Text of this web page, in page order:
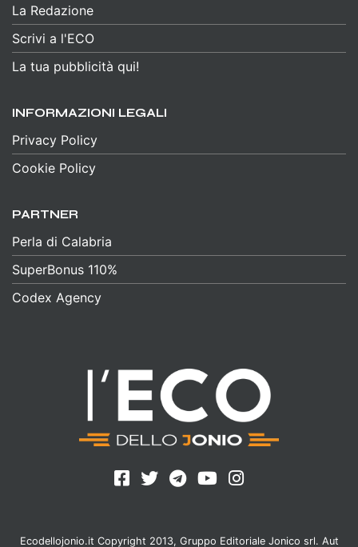
La Redazione
Scrivi a l'ECO
La tua pubblicità qui!
INFORMAZIONI LEGALI
Privacy Policy
Cookie Policy
PARTNER
Perla di Calabria
SuperBonus 110%
Codex Agency
Ecodellojonio.it Copyright 2013, Gruppo Editoriale Jonico srl. Aut